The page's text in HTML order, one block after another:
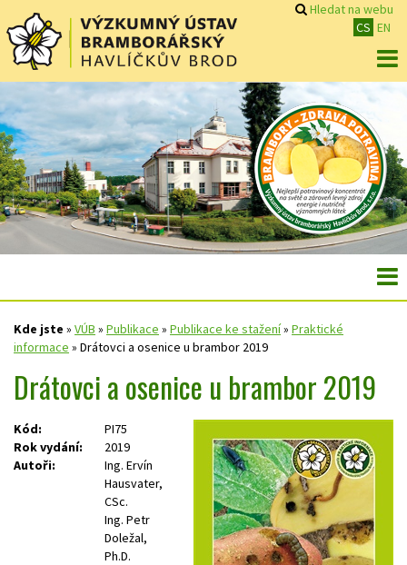
Hledat na webu
CS EN
Kde jste » VÚB » Publikace » Publikace ke stažení» Praktické
informace » Drátovci a osenice u brambor 2019
Drátovci a osenice u brambor 2019
Kód:
PI75
Rok vydání:
2019
Autoři:
Ing. Ervín
Hausvater,
CSc.
Ing. Petr
Doležal,
Ph.D.